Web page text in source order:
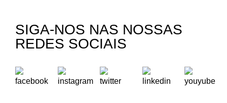
SIGA-NOS NAS NOSSAS
REDES SOCIAIS